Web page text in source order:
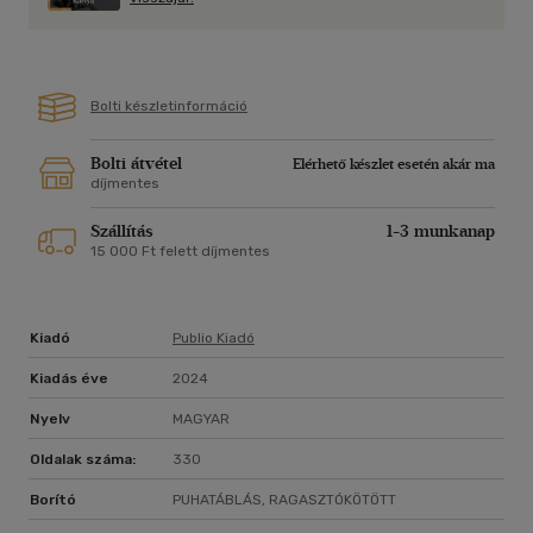
egy, a helyi és környezeti adottságokat figyelembe vevő
haldokló emberiség sokak szerint kudarcra ítélt utolsó
uralmat akarta megszerezni. A családnak váratlanul fontos
szerep jut, de vajon az esély a vég kezdete vagy valami
Bolti készletinformáció
Bolti átvétel
Elérhető készlet esetén akár ma
díjmentes
Szállítás 1-3 munkanap
15 000 Ft felett díjmentes
Kiadó Publio Kiadó
Kiadás éve 2024
Nyelv MAGYAR
Oldalak száma: 330
Borító PUHATÁBLÁS, RAGASZTÓKÖTÖTT